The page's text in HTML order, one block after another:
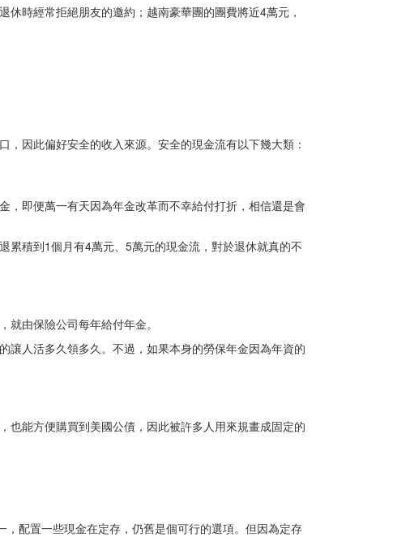
時經常拒絕朋友的邀約；越南豪華團的團費將近4萬元，
因此偏好安全的收入來源。安全的現金流有以下幾大類：
，即便萬一有天因為年金改革而不幸給付打折，相信還是會
累積到1個月有4萬元、5萬元的現金流，對於退休就真的不
由保險公司每年給付年金。
讓人活多久領多久。不過，如果本身的勞保年金因為年資的
也能方便購買到美國公債，因此被許多人用來規畫成固定的
配置一些現金在定存，仍舊是個可行的選項。但因為定存